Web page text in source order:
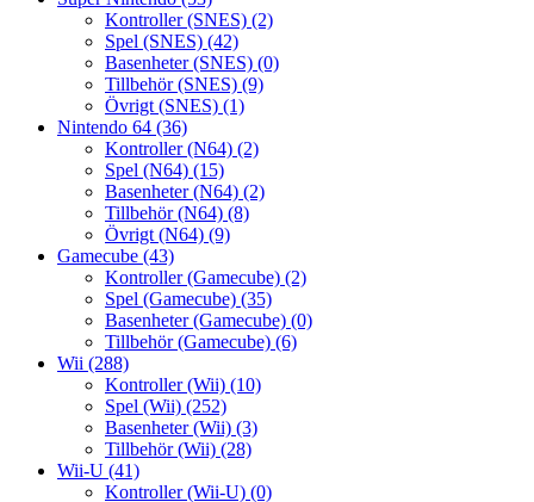
Kontroller (SNES) (2)
Spel (SNES) (42)
Basenheter (SNES) (0)
Tillbehör (SNES) (9)
Övrigt (SNES) (1)
Nintendo 64 (36)
Kontroller (N64) (2)
Spel (N64) (15)
Basenheter (N64) (2)
Tillbehör (N64) (8)
Övrigt (N64) (9)
Gamecube (43)
Kontroller (Gamecube) (2)
Spel (Gamecube) (35)
Basenheter (Gamecube) (0)
Tillbehör (Gamecube) (6)
Wii (288)
Kontroller (Wii) (10)
Spel (Wii) (252)
Basenheter (Wii) (3)
Tillbehör (Wii) (28)
Wii-U (41)
Kontroller (Wii-U) (0)